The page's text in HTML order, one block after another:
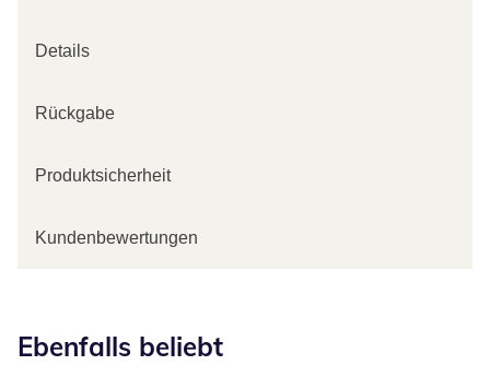
Details
Rückgabe
Produktsicherheit
Kundenbewertungen
Ebenfalls beliebt